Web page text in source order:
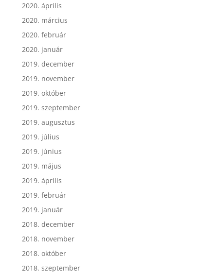
2020. április
2020. március
2020. február
2020. január
2019. december
2019. november
2019. október
2019. szeptember
2019. augusztus
2019. július
2019. június
2019. május
2019. április
2019. február
2019. január
2018. december
2018. november
2018. október
2018. szeptember